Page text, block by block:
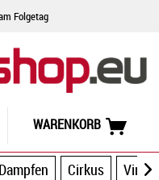
Folgetag
WARENKORB
Cirkus